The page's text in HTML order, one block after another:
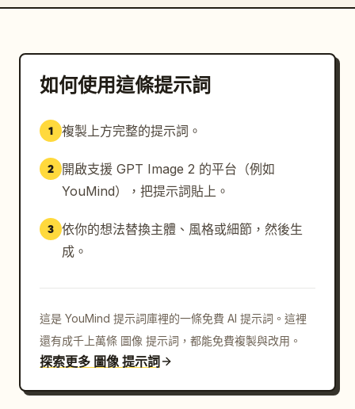
饰。
发型固定为 中分贴发、低盘发、古典发髻，不能一张盘
发、一张披发、一张又变成别的朝代造型。
清晰眉眼，整体古典贵气。
新郎固定婚服设定
乌纱帽或幞头。
袍服主色固定为 正红色，胸前固定有 补子或织金纹样，
新郎帽型、袍服形制、补子位置、配色逻辑都必须前后一
服饰一致性强调
如何使用這條提示詞
1 複製上方完整的提示詞。
2
開啟支援 GPT Image 2 的平台（例如
YouMind），把提示詞貼上。
3 依你的想法替換主體、風格或細節，然後生
成。
這是 YouMind 提示詞庫裡的一條免費 AI 提示詞。這裡
還有成千上萬條 圖像 提示詞，都能免費複製與改用。
探索更多 圖像 提示詞